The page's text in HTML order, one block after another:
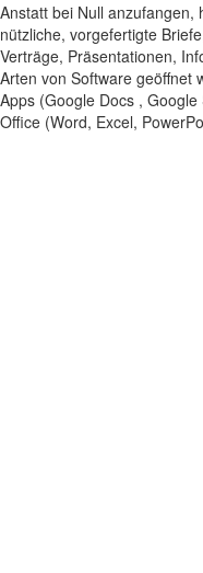
Anstatt bei Null anzufangen,
nützliche, vorgefertigte
Verträge, Präsentationen,
Arten von Software geöffnet
Apps (Google Docs ,
Office (Word, Excel,